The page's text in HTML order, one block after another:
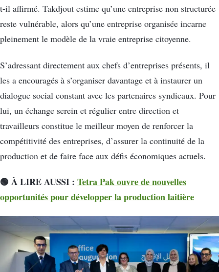
t-il affirmé. Takdjout estime qu’une entreprise non structurée
reste vulnérable, alors qu’une entreprise organisée incarne
pleinement le modèle de la vraie entreprise citoyenne.
S’adressant directement aux chefs d’entreprises présents, il
les a encouragés à s’organiser davantage et à instaurer un
dialogue social constant avec les partenaires syndicaux. Pour
lui, un échange serein et régulier entre direction et
travailleurs constitue le meilleur moyen de renforcer la
compétitivité des entreprises, d’assurer la continuité de la
production et de faire face aux défis économiques actuels.
🟢 À LIRE AUSSI : Tetra Pak ouvre de nouvelles
opportunités pour développer la production laitière